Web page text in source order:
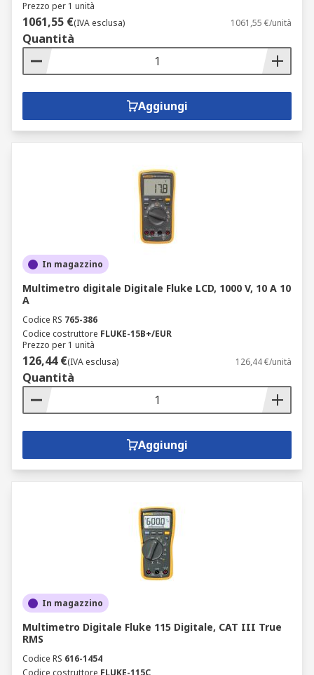
Prezzo per 1 unità
1061,55 €(IVA esclusa) 1061,55 €/unità
Quantità
Aggiungi
In magazzino
Multimetro digitale Digitale Fluke LCD, 1000 V, 10 A 10
A
Codice RS 765-386
Codice costruttore FLUKE-15B+/EUR
Prezzo per 1 unità
126,44 €(IVA esclusa) 126,44 €/unità
Quantità
Aggiungi
In magazzino
Multimetro Digitale Fluke 115 Digitale, CAT III True
RMS
Codice RS 616-1454
Codice costruttore FLUKE-115C